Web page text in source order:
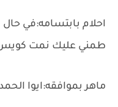
احلام بابتسامه:في
طمني عليك نمت
ماهر بموافقه:ايوا